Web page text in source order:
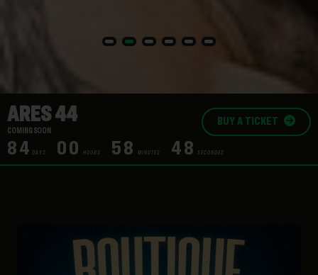
ARES 44
COMING SOON
84 DAYS 00 HOURS 58 MINUTES 47 SECONDES
BUY A TICKET